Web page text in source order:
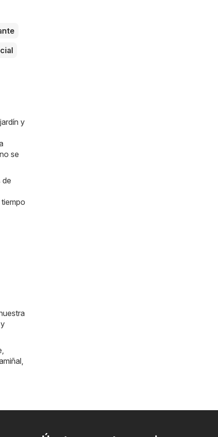
y
se
de